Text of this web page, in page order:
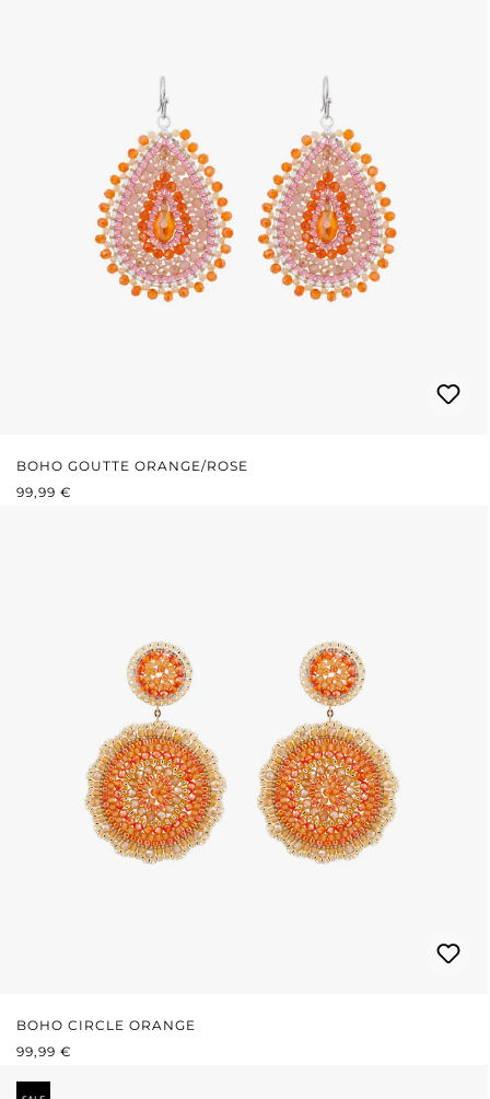
BOHO GOUTTE ORANGE/ROSE
PRIX RÉGULIER :
99,99 €
BOHO CIRCLE ORANGE
PRIX RÉGULIER :
99,99 €